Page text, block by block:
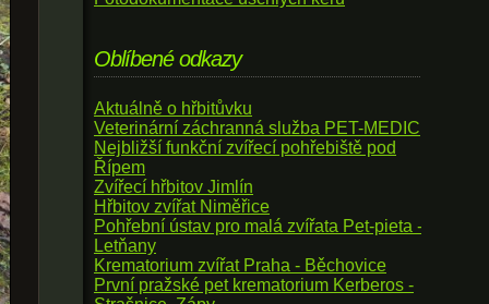
Oblíbené odkazy
Aktuálně o hřbitůvku
Veterinární záchranná služba PET-MEDIC
Nejbližší funkční zvířecí pohřebiště pod
Řípem
Zvířecí hřbitov Jimlín
Hřbitov zvířat Niměřice
Pohřební ústav pro malá zvířata Pet-pieta -
Letňany
Krematorium zvířat Praha - Běchovice
První pražské pet krematorium Kerberos -